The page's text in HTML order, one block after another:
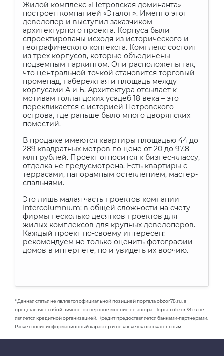
Жилой комплекс «Петровская доминанта»
построен компанией «Эталон». Именно этот
девелопер и выступил заказчиком
архитектурного проекта. Корпуса были
спроектированы исходя из исторического и
географического контекста. Комплекс состоит
из трех корпусов, которые объединены
подземным паркингом. Они расположены так,
что центральной точкой становится торговый
променад, набережная и площадь между
корпусами А и Б. Архитектура отсылает к
мотивам голландских усадеб 18 века – это
перекликается с историей Петровского
острова, где раньше было много дворянских
поместий.
В продаже имеются квартиры площадью 44 до
289 квадратных метров по цене от 20 до 97,8
млн рублей. Проект относится к бизнес-классу,
отделка не предусмотрена. Есть квартиры с
террасами, панорамным остеклением, мастер-
спальнями.
Это лишь малая часть проектов компании
Intercolumnium: в общей сложности на счету
фирмы несколько десятков проектов для
жилых комплексов для крупных девелоперов.
Каждый проект по-своему интересен:
рекомендуем не только оценить фотографии
домов в интернете, но и увидеть их воочию.
* Данная статья не является официальной позицией портала obzor78.ru, а
представляет собой личное экспертное мнение ее автора. Портал obzor78.ru не
является кредитной организацией. Кредит предоставляется банками-партнерами.
Расчет носит информационный характер и не является окончательным.